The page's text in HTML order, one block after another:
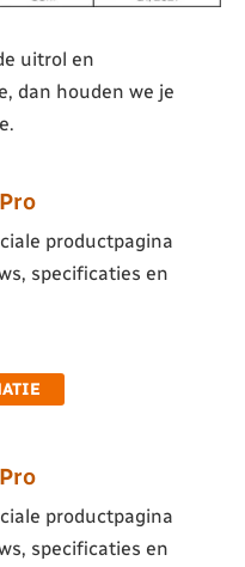
uitrol en
dan houden we je
productpagina
specificaties en
productpagina
specificaties en